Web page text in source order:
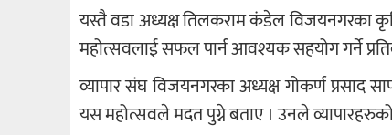
यस्तै वडा अध्यक्ष तिलकराम कंडेल विजयनगरका
महोत्सवलाई सफल पार्न आवश्यक सहयोग गर्ने
व्यापार संघ विजयनगरका अध्यक्ष गोकर्ण प्रसाद
यस महोत्सवले मदत पुग्ने बताए । उनले व्यापारहरुको